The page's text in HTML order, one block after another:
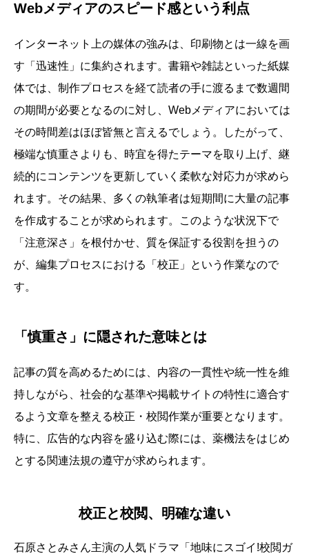
Webメディアのスピード感という利点
インターネット上の媒体の強みは、印刷物とは一線を画
す「迅速性」に集約されます。書籍や雑誌といった紙媒
体では、制作プロセスを経て読者の手に渡るまで数週間
の期間が必要となるのに対し、Webメディアにおいては
その時間差はほぼ皆無と言えるでしょう。したがって、
極端な慎重さよりも、時宜を得たテーマを取り上げ、継
続的にコンテンツを更新していく柔軟な対応力が求めら
れます。その結果、多くの執筆者は短期間に大量の記事
を作成することが求められます。このような状況下で
「注意深さ」を根付かせ、質を保証する役割を担うの
が、編集プロセスにおける「校正」という作業なので
す。
「慎重さ」に隠された意味とは
記事の質を高めるためには、内容の一貫性や統一性を維
持しながら、社会的な基準や掲載サイトの特性に適合す
るよう文章を整える校正・校閲作業が重要となります。
特に、広告的な内容を盛り込む際には、薬機法をはじめ
とする関連法規の遵守が求められます。
校正と校閲、明確な違い
石原さとみさん主演の人気ドラマ「地味にスゴイ!校閲ガ